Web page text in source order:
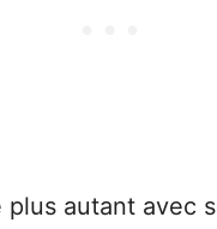
plus autant avec